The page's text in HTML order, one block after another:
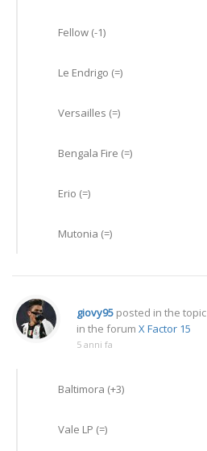
Fellow (-1)
Le Endrigo (=)
Versailles (=)
Bengala Fire (=)
Erio (=)
Mutonia (=)
giovy95 posted in the topic
in the forum X Factor 15
5 anni fa
Baltimora (+3)
Vale LP (=)